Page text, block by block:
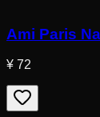
Ami Paris
¥ 72